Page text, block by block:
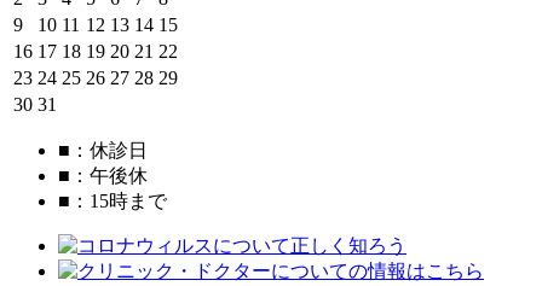
9
10 11 12 13 14 15
16 17 18 19 20 21 22
23 24 25 26 27 28 29
30 31
■ ：休診日
■ ：午後休
■ ：15時まで